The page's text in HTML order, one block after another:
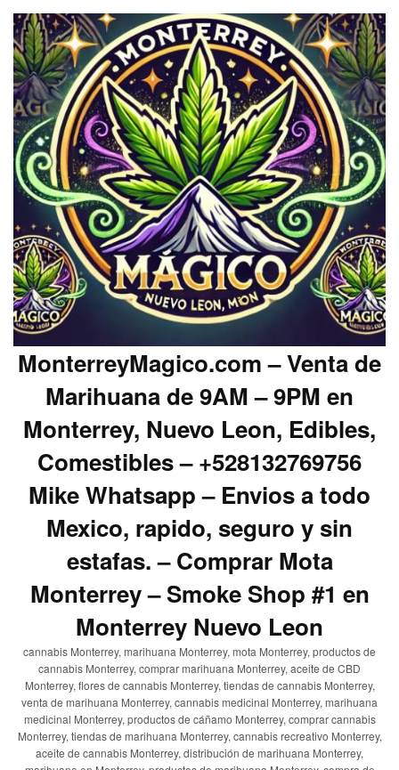
MonterreyMagico.com – Venta de
Marihuana de 9AM – 9PM en
Monterrey, Nuevo Leon, Edibles,
Comestibles – +528132769756
Mike Whatsapp – Envios a todo
Mexico, rapido, seguro y sin
estafas. – Comprar Mota
Monterrey – Smoke Shop #1 en
Monterrey Nuevo Leon
cannabis Monterrey, marihuana Monterrey, mota Monterrey, productos de
cannabis Monterrey, comprar marihuana Monterrey, aceite de CBD
Monterrey, flores de cannabis Monterrey, tiendas de cannabis Monterrey,
venta de marihuana Monterrey, cannabis medicinal Monterrey, marihuana
medicinal Monterrey, productos de cáñamo Monterrey, comprar cannabis
Monterrey, tiendas de marihuana Monterrey, cannabis recreativo Monterrey,
aceite de cannabis Monterrey, distribución de marihuana Monterrey,